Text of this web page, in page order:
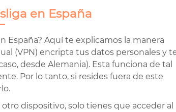
en España
España? Aquí te explicamos la manera
(VPN) encripta tus datos personales y
desde Alemania). Esta funciona de tal
Por lo tanto, si resides fuera de este
otro dispositivo, solo tienes que acceder al